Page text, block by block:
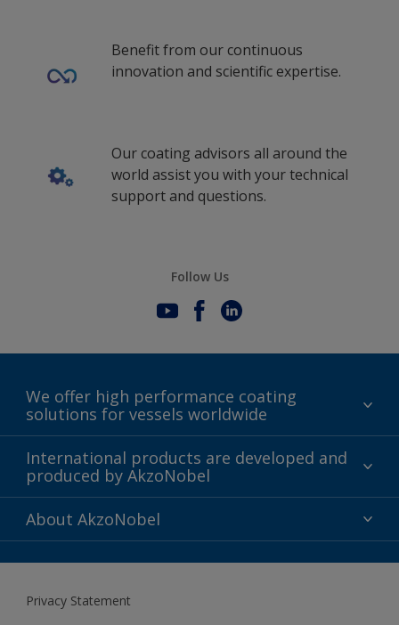
Benefit from our continuous
innovation and scientific expertise.
Our coating advisors all around the
world assist you with your technical
support and questions.
Follow Us
We offer high performance coating
solutions for vessels worldwide
Sustainability
History
International products are developed and
produced by AkzoNobel
Innovation
Definitions & Abbreviations
Modern Slavery Act
About AkzoNobel
Careers at AkzoNobel
Privacy Statement